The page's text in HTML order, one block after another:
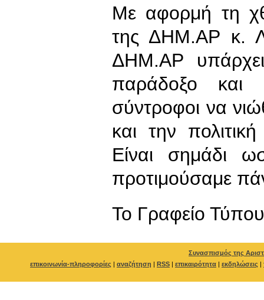
Με αφορμή τη
της ΔΗΜ.ΑΡ κ.
ΔΗΜ.ΑΡ υπάρχει
παράδοξο και
σύντροφοι να
και την
Είναι σημάδι
προτιμούσαμε
To Γραφείο Τύπου
Συνασπισμός της
επικοινωνία-πληροφορίες | αναζήτηση | RSS | επικαιρότητα | εκδηλώσεις |